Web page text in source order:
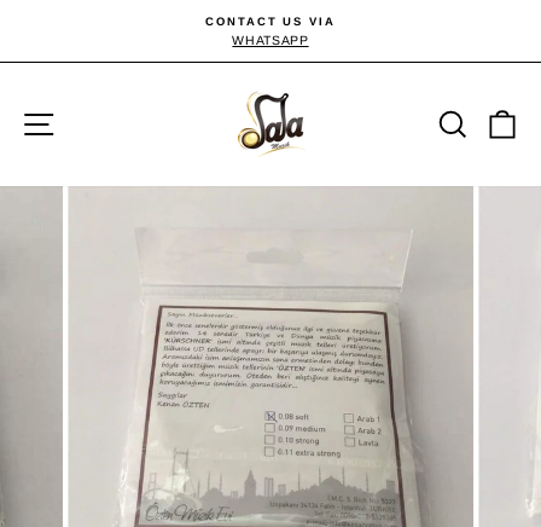
contenu
Diaporama
CONTACT US VIA
WHATSAPP